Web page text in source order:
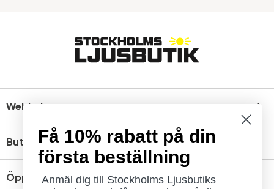
Webbshop
Butik
Öppettider
Få 10% rabatt på din
första beställning
Anmäl dig till Stockholms Ljusbutiks